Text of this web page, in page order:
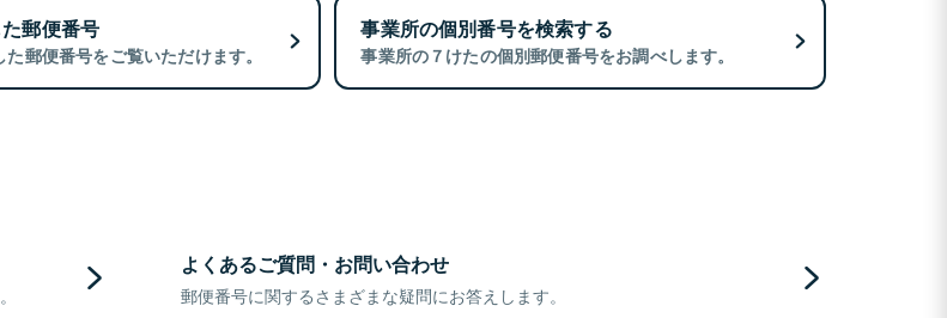
郵便番号
郵便番号をご覧いただけます。
事業所の個別番号を検索する
事業所の７けたの個別郵便番号をお調べします。
よくあるご質問・お問い合わせ
郵便番号に関するさまざまな疑問にお答えします。